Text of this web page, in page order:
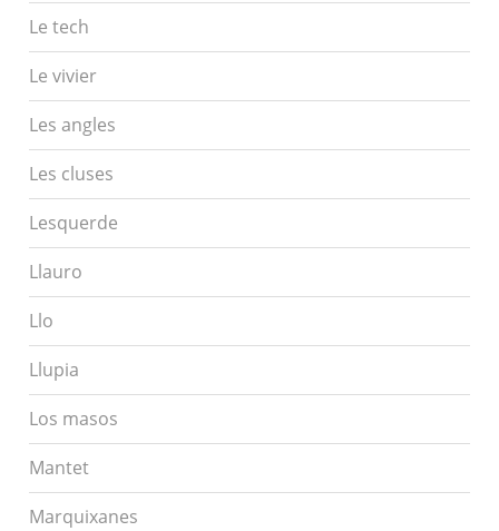
Le tech
Le vivier
Les angles
Les cluses
Lesquerde
Llauro
Llo
Llupia
Los masos
Mantet
Marquixanes